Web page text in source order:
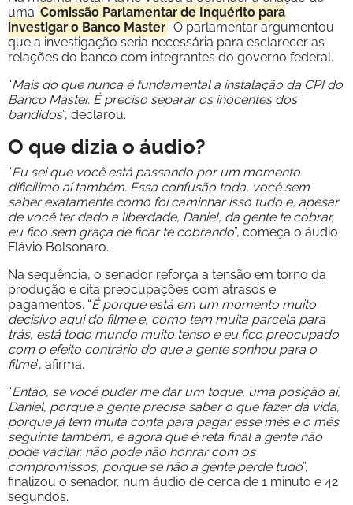
uma Comissão Parlamentar de Inquérito para
investigar o Banco Master. O parlamentar argumentou
que a investigação seria necessária para esclarecer as
relações do banco com integrantes do governo federal.
“Mais do que nunca é fundamental a instalação da CPI do
Banco Master. É preciso separar os inocentes dos
bandidos”, declarou.
O que dizia o áudio?
“Eu sei que você está passando por um momento
dificílimo aí também. Essa confusão toda, você sem
saber exatamente como foi caminhar isso tudo e, apesar
de você ter dado a liberdade, Daniel, da gente te cobrar,
eu fico sem graça de ficar te cobrando”, começa o áudio
Flávio Bolsonaro.
Na sequência, o senador reforça a tensão em torno da
produção e cita preocupações com atrasos e
pagamentos. “É porque está em um momento muito
decisivo aqui do filme e, como tem muita parcela para
trás, está todo mundo muito tenso e eu fico preocupado
com o efeito contrário do que a gente sonhou para o
filme”, afirma.
“Então, se você puder me dar um toque, uma posição aí,
Daniel, porque a gente precisa saber o que fazer da vida,
porque já tem muita conta para pagar esse mês e o mês
seguinte também, e agora que é reta final a gente não
pode vacilar, não pode não honrar com os
compromissos, porque se não a gente perde tudo”,
finalizou o senador, num áudio de cerca de 1 minuto e 42
segundos.